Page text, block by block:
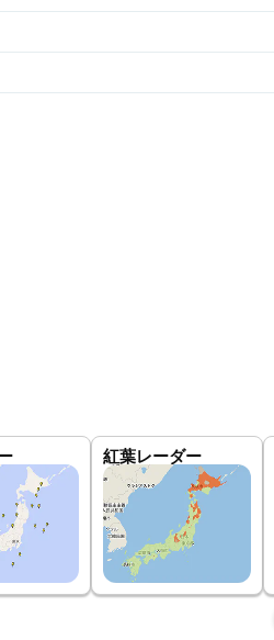
紅葉レーダー